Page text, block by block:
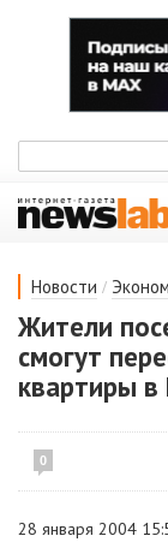
Новости /
Жители
смогут
квартиры в
0
28 января 2004